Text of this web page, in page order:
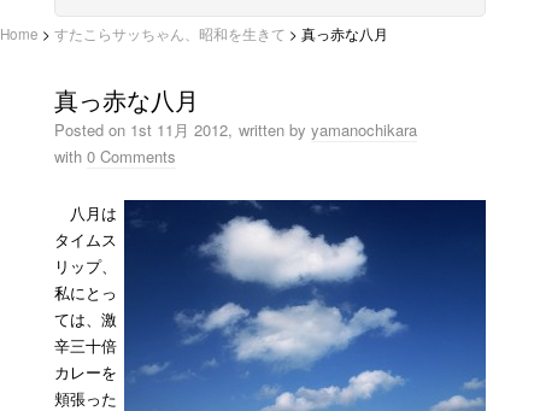
Home > すたこらサッちゃん、昭和を生きて > 真っ赤な八月
真っ赤な八月
Posted on1st 11月 2012, written by yamanochikara
with 0 Comments
八月は
タイムス
リップ、
私にとっ
ては、激
辛三十倍
カレーを
頬張った